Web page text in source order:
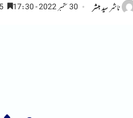
ناشرسید مبشر 30 ستمبر 2022 - 17:30